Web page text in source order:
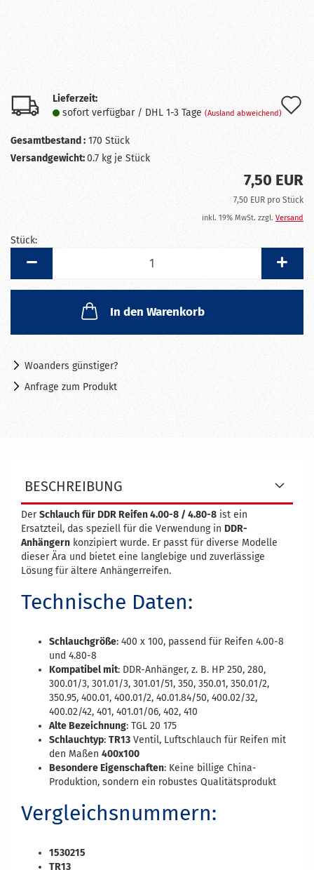
Lieferzeit:
sofort verfügbar / DHL 1-3 Tage (Ausland abweichend)
Gesamtbestand : 170 Stück
Versandgewicht:0.7 kg je Stück
7,50 EUR
7,50 EUR pro Stück
inkl. 19% MwSt. zzgl. Versand
Stück:
In den Warenkorb
Woanders günstiger?
Anfrage zum Produkt
BESCHREIBUNG
DerSchlauch für DDR Reifen 4.00-8 / 4.80-8 ist ein
Ersatzteil, das speziell für die Verwendung in DDR-
Anhängern konzipiert wurde. Er passt für diverse Modelle
dieser Ära und bietet eine langlebige und zuverlässige
Lösung für ältere Anhängerreifen.
Technische Daten:
Schlauchgröße: 400 x 100, passend für Reifen 4.00-8
und 4.80-8
Kompatibel mit: DDR-Anhänger, z. B. HP 250, 280,
300.01/3, 301.01/3, 301.01/51, 350, 350.01, 350.01/2,
350.95, 400.01, 400.01/2, 40.01.84/50, 400.02/32,
400.02/42, 401, 401.01/06, 402, 410
Alte Bezeichnung: TGL 20 175
Schlauchtyp: TR13 Ventil, Luftschlauch für Reifen mit
den Maßen 400x100
Besondere Eigenschaften: Keine billige China-
Produktion, sondern ein robustes Qualitätsprodukt
Vergleichsnummern:
1530215
TR13